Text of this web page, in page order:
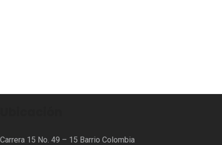
Carrera 15 No. 49 – 15 Barrio Colombia